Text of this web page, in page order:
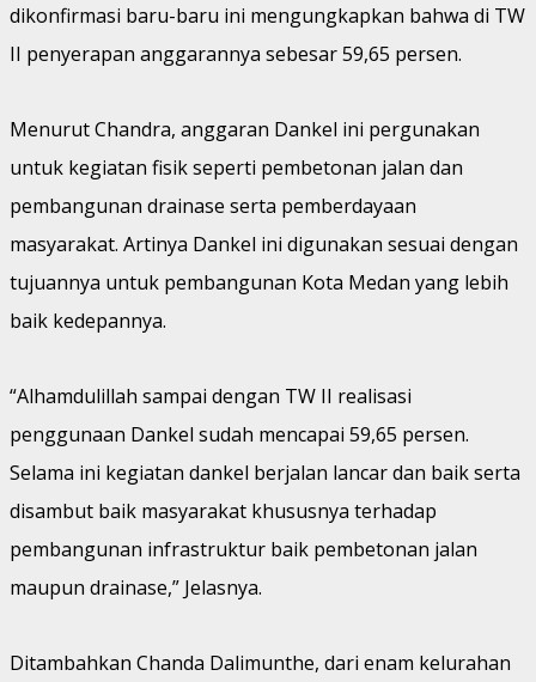
dikonfirmasi baru-baru ini mengungkapkan bahwa di TW
II penyerapan anggarannya sebesar 59,65 persen.
Menurut Chandra, anggaran Dankel ini pergunakan
untuk kegiatan fisik seperti pembetonan jalan dan
pembangunan drainase serta pemberdayaan
masyarakat. Artinya Dankel ini digunakan sesuai dengan
tujuannya untuk pembangunan Kota Medan yang lebih
baik kedepannya.
“Alhamdulillah sampai dengan TW II realisasi
penggunaan Dankel sudah mencapai 59,65 persen.
Selama ini kegiatan dankel berjalan lancar dan baik serta
disambut baik masyarakat khususnya terhadap
pembangunan infrastruktur baik pembetonan jalan
maupun drainase,” Jelasnya.
Ditambahkan Chanda Dalimunthe, dari enam kelurahan